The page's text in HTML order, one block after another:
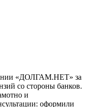
«ДОЛГАМ.НЕТ» за
со стороны банков.
и
оформили